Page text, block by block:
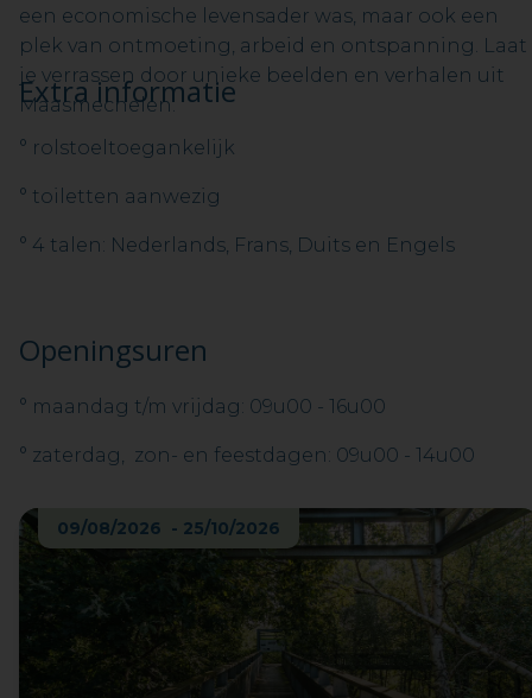
een economische levensader was, maar ook een
plek van ontmoeting, arbeid en ontspanning. Laat
je verrassen door unieke beelden en verhalen uit
Maasmechelen.
Extra informatie
° rolstoeltoegankelijk
° toiletten aanwezig
° 4 talen: Nederlands, Frans, Duits en Engels
Openingsuren
° maandag t/m vrijdag: 09u00 - 16u00
° zaterdag, zon- en feestdagen: 09u00 - 14u00
09/08/2026 - 25/10/2026